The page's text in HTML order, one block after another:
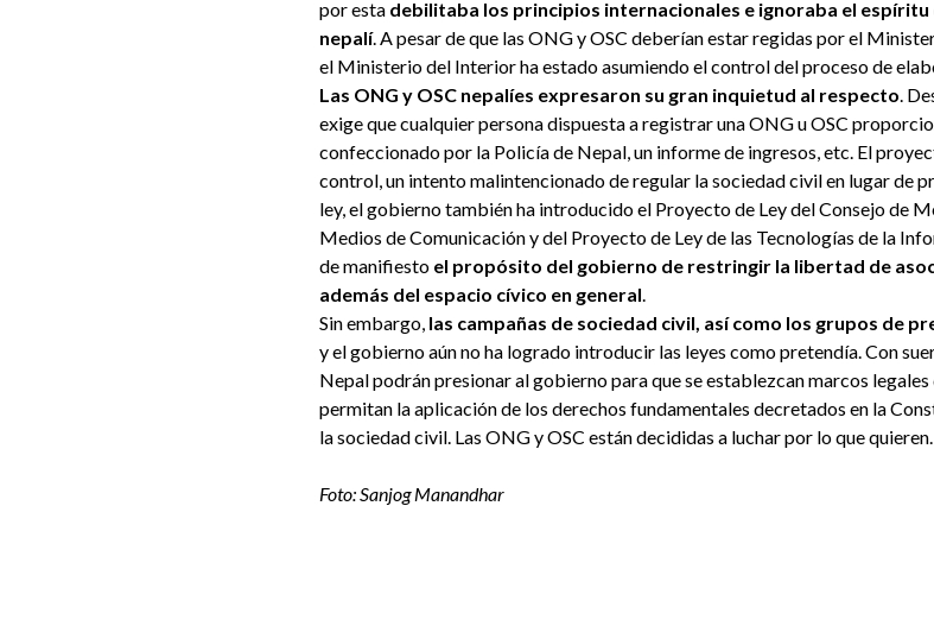
por esta debilitaba los principios internacionales e ignoraba el
nepalí. A pesar de que las ONG y OSC deberían estar regidas por el
el Ministerio del Interior ha estado asumiendo el control del proceso de
Las ONG y OSC nepalíes expresaron su gran inquietud al respecto.
exige que cualquier persona dispuesta a registrar una ONG u OSC
confeccionado por la Policía de Nepal, un informe de ingresos, etc. El
control, un intento malintencionado de regular la sociedad civil en lugar de
ley, el gobierno también ha introducido el Proyecto de Ley del Consejo de
Medios de Comunicación y del Proyecto de Ley de las Tecnologías de la
de manifiesto el propósito del gobierno de restringir la libertad de
además del espacio cívico en general.
Sin embargo, las campañas de sociedad civil, así como los grupos de
y el gobierno aún no ha logrado introducir las leyes como pretendía. Con
Nepal podrán presionar al gobierno para que se establezcan marcos
permitan la aplicación de los derechos fundamentales decretados en la
la sociedad civil. Las ONG y OSC están decididas a luchar por lo que quieren.
Foto: Sanjog Manandhar